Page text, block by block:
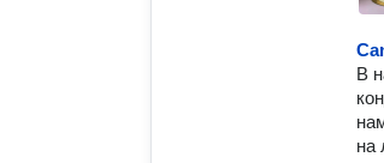
В
на